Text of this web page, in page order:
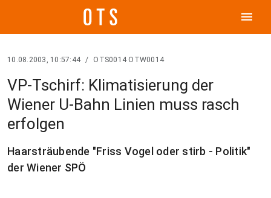
menu
10.08.2003, 10:57:44 / OTS0014 OTW0014
VP-Tschirf: Klimatisierung der
Wiener U-Bahn Linien muss rasch
erfolgen
Haarsträubende "Friss Vogel oder stirb - Politik"
der Wiener SPÖ